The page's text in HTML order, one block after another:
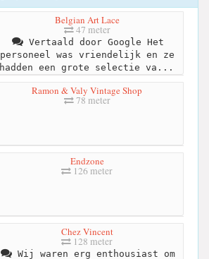
Belgian Art Lace
47 meter
Vertaald door Google Het
personeel was vriendelijk en ze
hadden een grote selectie va...
Ramon & Valy Vintage Shop
78 meter
Endzone
126 meter
Chez Vincent
128 meter
Wij waren erg enthousiast om